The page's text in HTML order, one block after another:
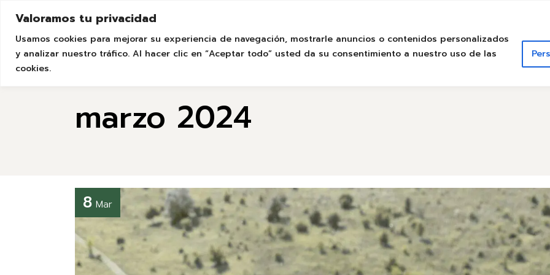
Valoramos tu privacidad
Usamos cookies para mejorar su experiencia de navegación, mostrarle anuncios o contenidos personalizados
y analizar nuestro tráfico. Al hacer clic en “Aceptar todo” usted da su consentimiento a nuestro uso de las
cookies.
HOME NUESTROS ALOJAMIENTOS
marzo 2024
8 Mar